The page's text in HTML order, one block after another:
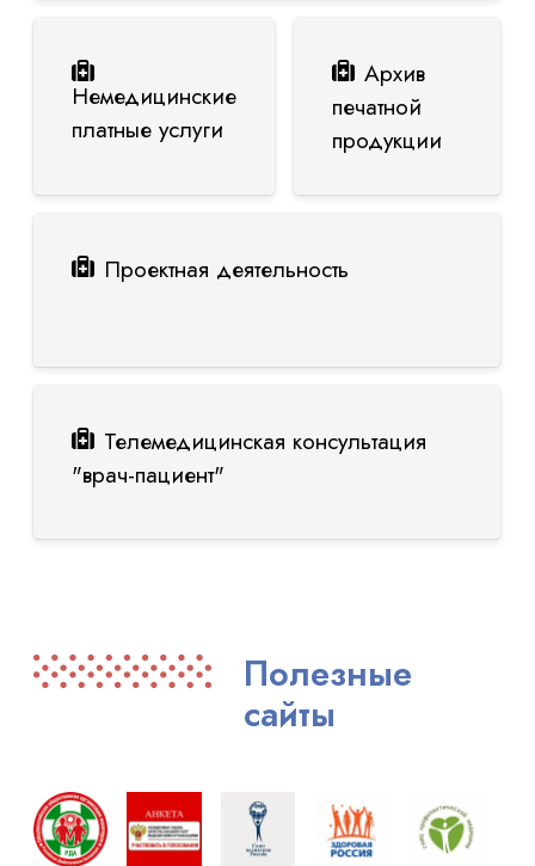
Немедицинские
платные услуги
Архив
печатной
продукции
Проектная деятельность
Телемедицинская консультация
"врач-пациент"
Полезные
сайты